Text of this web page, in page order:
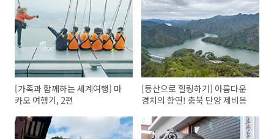
[가족과 함께하는 세계여행] 마
카오 여행기, 2편
[등산으로 힐링하기] 아름다운
경치의 향연! 충북 단양 제비봉